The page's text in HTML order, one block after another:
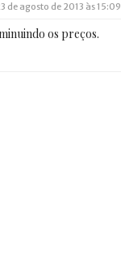
de agosto de 2013 às 15:09
os preços.